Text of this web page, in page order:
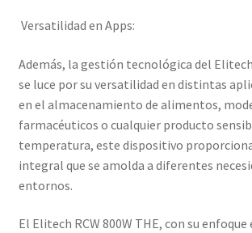
Versatilidad en Apps:
Además, la gestión tecnológica del Elitech
se luce por su versatilidad en distintas
en el almacenamiento de alimentos,
farmacéuticos o cualquier producto
temperatura, este dispositivo
integral que se amolda a diferentes
entornos.
El Elitech RCW 800W THE, con su enfoque